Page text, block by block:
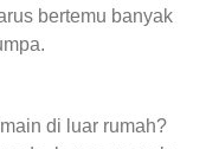
bertemu banyak
di luar rumah?